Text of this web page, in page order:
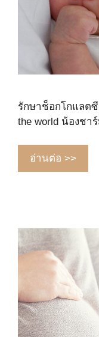
รักษาช็อกโกแลตซี
the world น้องช
อ่านต่อ >>